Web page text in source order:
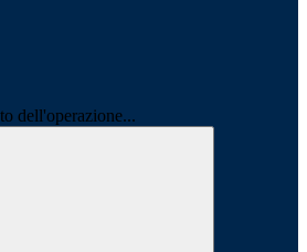
dell'operazione...